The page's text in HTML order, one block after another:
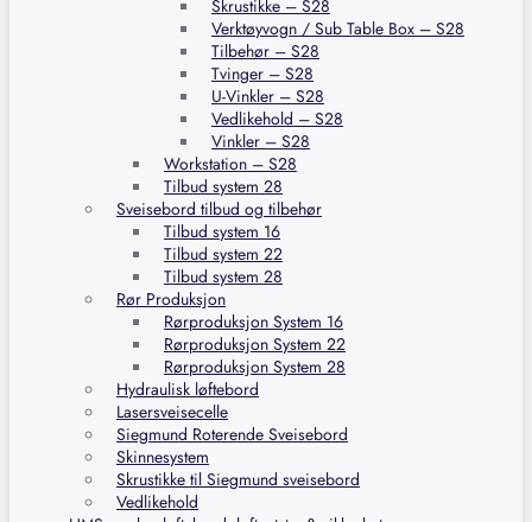
Skrustikke – S28
Verktøyvogn / Sub Table Box – S28
Tilbehør – S28
Tvinger – S28
U-Vinkler – S28
Vedlikehold – S28
Vinkler – S28
Workstation – S28
Tilbud system 28
Sveisebord tilbud og tilbehør
Tilbud system 16
Tilbud system 22
Tilbud system 28
Rør Produksjon
Rørproduksjon System 16
Rørproduksjon System 22
Rørproduksjon System 28
Hydraulisk løftebord
Lasersveisecelle
Siegmund Roterende Sveisebord
Skinnesystem
Skrustikke til Siegmund sveisebord
Vedlikehold